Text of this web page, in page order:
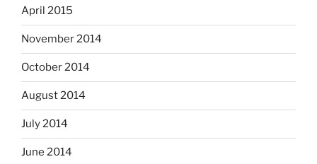
April 2015
November 2014
October 2014
August 2014
July 2014
June 2014